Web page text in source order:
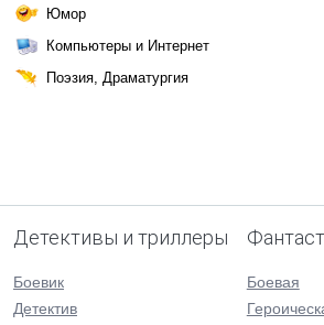
Юмор
Компьютеры и Интернет
Поэзия, Драматургия
Детективы и триллеры
Боевик
Детектив
Боевая